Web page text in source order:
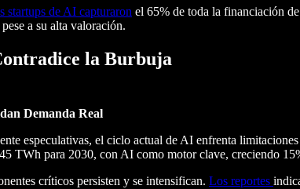
startups de AI capturaron el 65% de toda la financiación
a su alta valoración.
la Burbuja
Demanda Real
especulativas, el ciclo actual de AI enfrenta
TWh para 2030, con AI como motor clave, creciendo
críticos persisten y se intensifican. Los reportes